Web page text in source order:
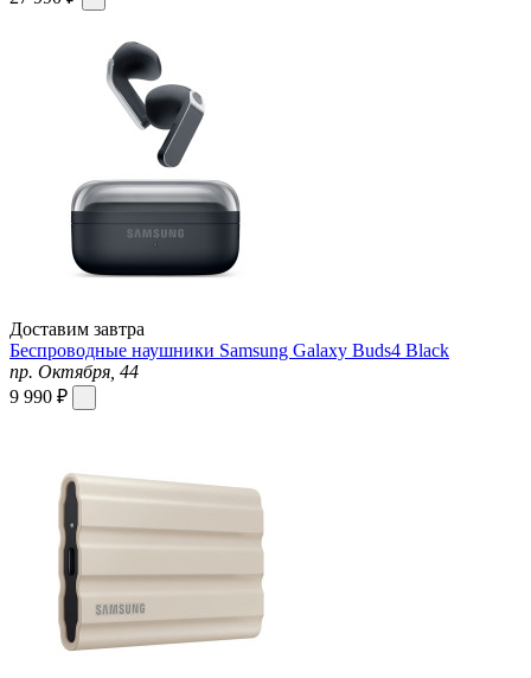
Доставим завтра
Беспроводные наушники Samsung Galaxy Buds4 Black
пр. Октября, 44
9 990 ₽